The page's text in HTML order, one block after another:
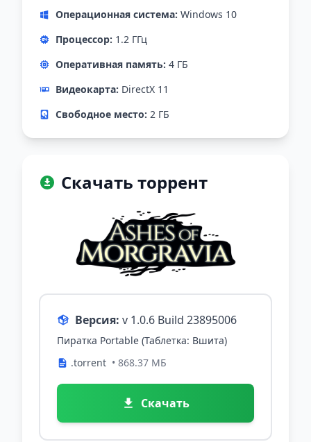
Операционная система: Windows 10
Процессор: 1.2 ГГц
Оперативная память: 4 ГБ
Видеокарта: DirectX 11
Свободное место: 2 ГБ
Скачать торрент
Версия: v 1.0.6 Build 23895006
Пиратка Portable (Таблетка: Вшита)
.torrent • 868.37 МБ
Скачать